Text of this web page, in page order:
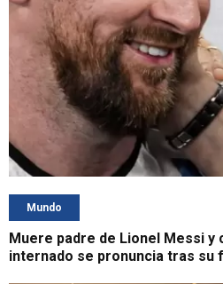
Mundo
Muere padre de Lionel Messi y
internado se pronuncia tras su